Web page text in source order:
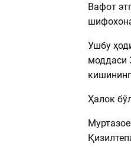
Вафот
Ушбу
моддаси
Ҳалок